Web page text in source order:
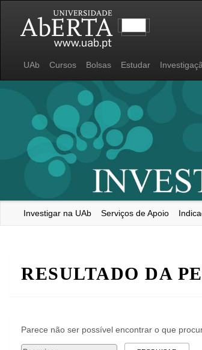
UAb Cursos Bolsas Estudar
Investigar na UAb Serviços de Apoio
RESULTADO DA
Parece não ser possível encontrar o que